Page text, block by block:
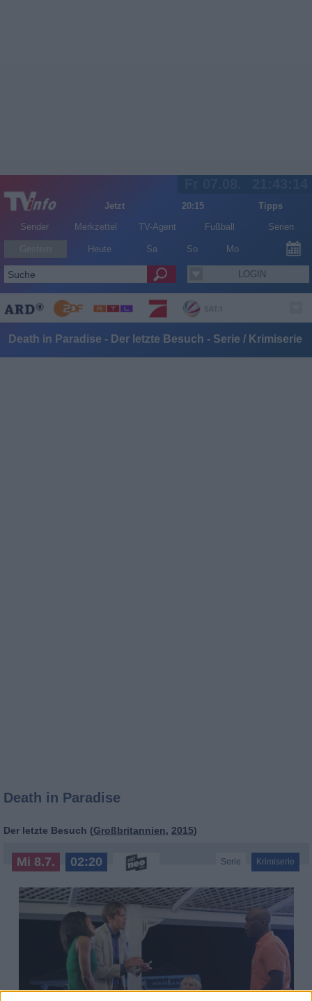
Jetzt 20:15
Tipps
Sender
Merkzettel TV-Agent Fußball Serien
Heute Sa So Mo
LOGIN
Death in Paradise - Der letzte Besuch - Serie / Krimiserie
Death in Paradise
Der letzte Besuch (Großbritannien, 2015)
Mi 8.7. 02:20 Serie Krimiserie